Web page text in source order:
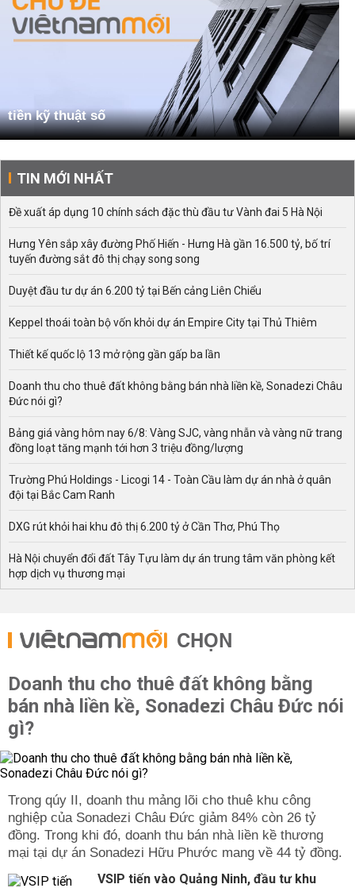
tiền kỹ thuật số
TIN MỚI NHẤT
Đề xuất áp dụng 10 chính sách đặc thù đầu tư Vành đai 5 Hà Nội
Hưng Yên sắp xây đường Phố Hiến - Hưng Hà gần 16.500 tỷ, bố trí
tuyến đường sắt đô thị chạy song song
Duyệt đầu tư dự án 6.200 tỷ tại Bến cảng Liên Chiểu
Keppel thoái toàn bộ vốn khỏi dự án Empire City tại Thủ Thiêm
Thiết kế quốc lộ 13 mở rộng gần gấp ba lần
Doanh thu cho thuê đất không bằng bán nhà liền kề, Sonadezi Châu
Đức nói gì?
Bảng giá vàng hôm nay 6/8: Vàng SJC, vàng nhẫn và vàng nữ trang
đồng loạt tăng mạnh tới hơn 3 triệu đồng/lượng
Trường Phú Holdings - Licogi 14 - Toàn Cầu làm dự án nhà ở quân
đội tại Bắc Cam Ranh
DXG rút khỏi hai khu đô thị 6.200 tỷ ở Cần Thơ, Phú Thọ
Hà Nội chuyển đổi đất Tây Tựu làm dự án trung tâm văn phòng kết
hợp dịch vụ thương mại
CHỌN
Doanh thu cho thuê đất không bằng
bán nhà liền kề, Sonadezi Châu Đức nói
gì?
Trong qúy II, doanh thu mảng lõi cho thuê khu công
nghiệp của Sonadezi Châu Đức giảm 84% còn 26 tỷ
đồng. Trong khi đó, doanh thu bán nhà liền kề thương
mại tại dự án Sonadezi Hữu Phước mang về 44 tỷ đồng.
VSIP tiến vào Quảng Ninh, đầu tư khu